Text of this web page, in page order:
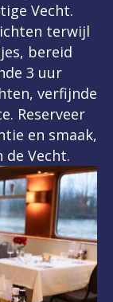
Vecht.
terwijl
bereid
3 uur
verfijnde
Reserveer
en smaak,
de Vecht.